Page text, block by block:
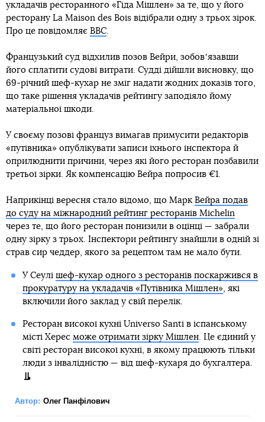
укладачів ресторанного «Гіда Мішлен» за те, що у його
ресторану La Maison des Bois відібрали одну з трьох зірок.
Про це повідомляє ВВС.
Французький суд відхилив позов Вейри, зобовʼязавши
його сплатити судові витрати. Судді дійшли висновку, що
69-річний шеф-кухар не зміг надати жодних доказів того,
що таке рішення укладачів рейтингу заподіяло йому
матеріальної шкоди.
У своєму позові француз вимагав примусити редакторів
«путівника» опублікувати записи їхнього інспектора й
оприлюднити причини, через які його ресторан позбавили
третьої зірки. Як компенсацію Вейра попросив €1.
Наприкінці вересня стало відомо, що Марк Вейра подав
до суду на міжнародний рейтинг ресторанів Michelin
через те, що його ресторан понизили в оцінці — забрали
одну зірку з трьох. Інспектори рейтингу знайшли в одній зі
страв сир чеддер, якого за рецептом там не мало бути.
У Сеулі шеф-кухар одного з ресторанів поскаржився в
прокуратуру на укладачів «Путівника Мішлен», які
включили його заклад у свій перелік.
Ресторан високої кухні Universo Santi в іспанському
місті Херес може отримати зірку Мішлен. Це єдиний у
світі ресторан високої кухні, в якому працюють тільки
люди з інвалідністю — від шеф-кухаря до бухгалтера.
Автор: Олег Панфілович